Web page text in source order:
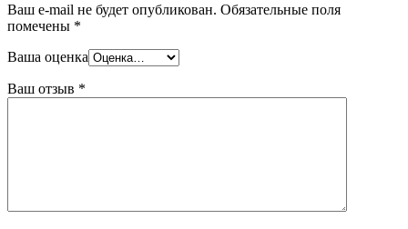
Ваш e-mail не будет опубликован. Обязательные поля
помечены *
Ваша оценка
Ваш отзыв *